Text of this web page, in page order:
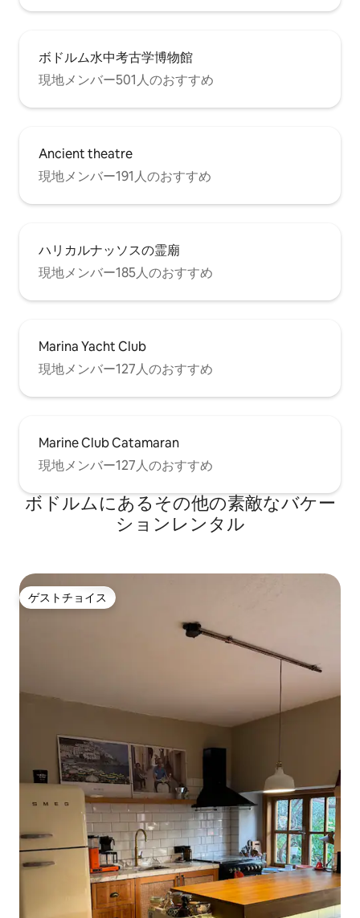
ボドルム水中考古学博物館
現地メンバー501人のおすすめ
Ancient theatre
現地メンバー191人のおすすめ
ハリカルナッソスの霊廟
現地メンバー185人のおすすめ
Marina Yacht Club
現地メンバー127人のおすすめ
Marine Club Catamaran
現地メンバー127人のおすすめ
ボドルムにあるその他の素敵なバケー
ションレンタル
ゲストチョイス
ゲストチョイス